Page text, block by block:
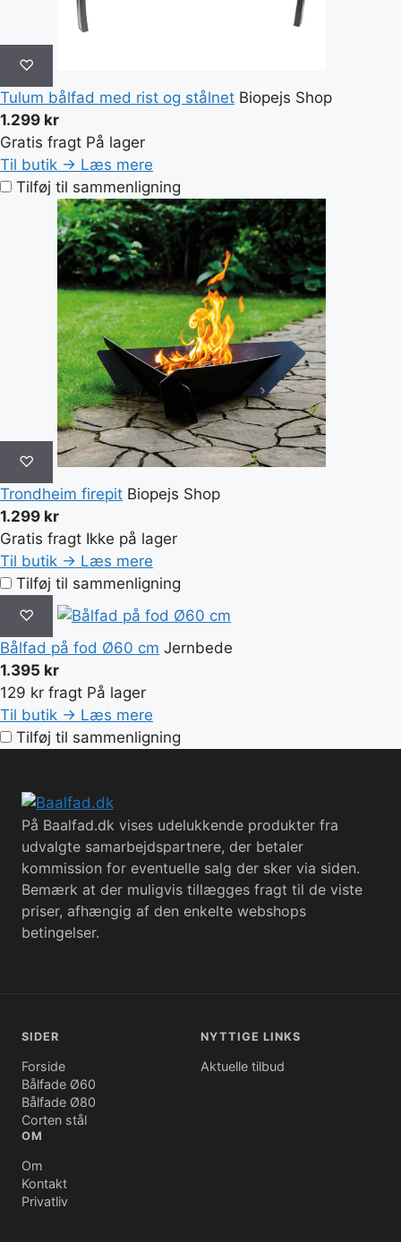
♡
Tulum bålfad med rist og stålnet Biopejs Shop
1.299 kr
Gratis fragt På lager
Til butik → Læs mere
Tilføj til sammenligning
♡
Trondheim firepit Biopejs Shop
1.299 kr
Gratis fragt Ikke på lager
Til butik → Læs mere
Tilføj til sammenligning
♡
Bålfad på fod Ø60 cm Jernbede
1.395 kr
129 kr fragt På lager
Til butik → Læs mere
Tilføj til sammenligning
På Baalfad.dk vises udelukkende produkter fra
udvalgte samarbejdspartnere, der betaler
kommission for eventuelle salg der sker via siden.
Bemærk at der muligvis tillægges fragt til de viste
priser, afhængig af den enkelte webshops
betingelser.
SIDER
Forside
Bålfade Ø60
Bålfade Ø80
Corten stål
NYTTIGE LINKS
Aktuelle tilbud
OM
Om
Kontakt
Privatliv